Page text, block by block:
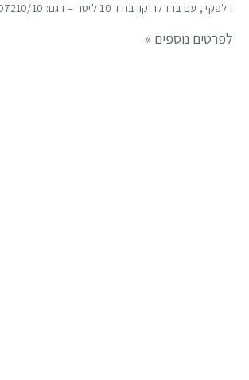
דלפקי , עם ברז לריקון בודד 10 ליטר – דגם: D7210/10 כפול 10 ליטר –
לפרטים נוספים »